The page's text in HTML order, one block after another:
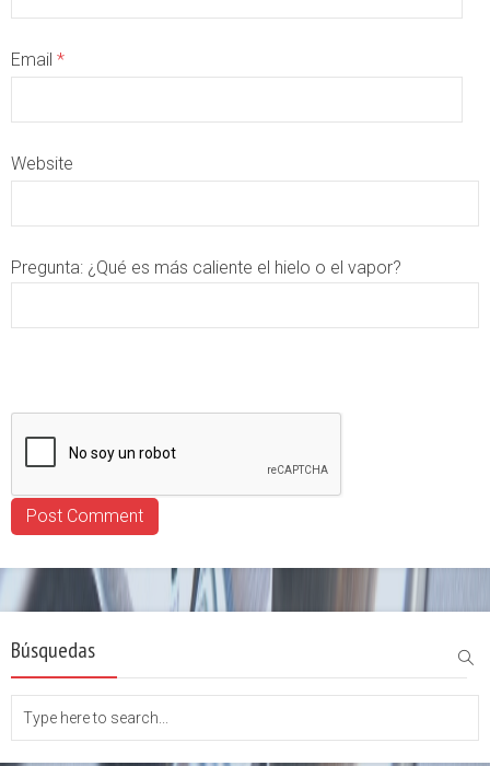
Email *
Website
Pregunta: ¿Qué es más caliente el hielo o el vapor?
Búsquedas